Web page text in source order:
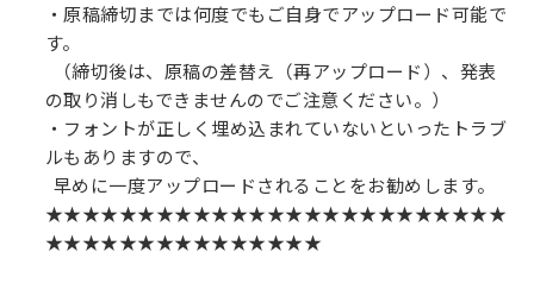
・原稿締切までは何度でもご自身でアップロード可能で
す。
（締切後は、原稿の差替え（再アップロード）、発表
の取り消しもできませんのでご注意ください。）
・フォントが正しく埋め込まれていないといったトラブ
ルもありますので、
早めに一度アップロードされることをお勧めします。
★★★★★★★★★★★★★★★★★★★★★★★★★
★★★★★★★★★★★★★★★